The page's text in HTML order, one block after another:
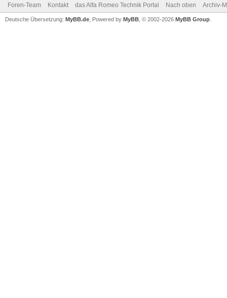
Foren-Team Kontakt das Alfa Romeo Technik Portal Nach oben Archiv-
Deutsche Übersetzung: MyBB.de , Powered by MyBB , © 2002-2026 MyBB Group